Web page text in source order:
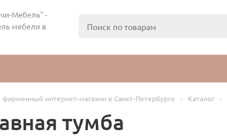
Мебель" -
мебели в
интернет-магазин в Санкт-Петербурге - Каталог -
тумба